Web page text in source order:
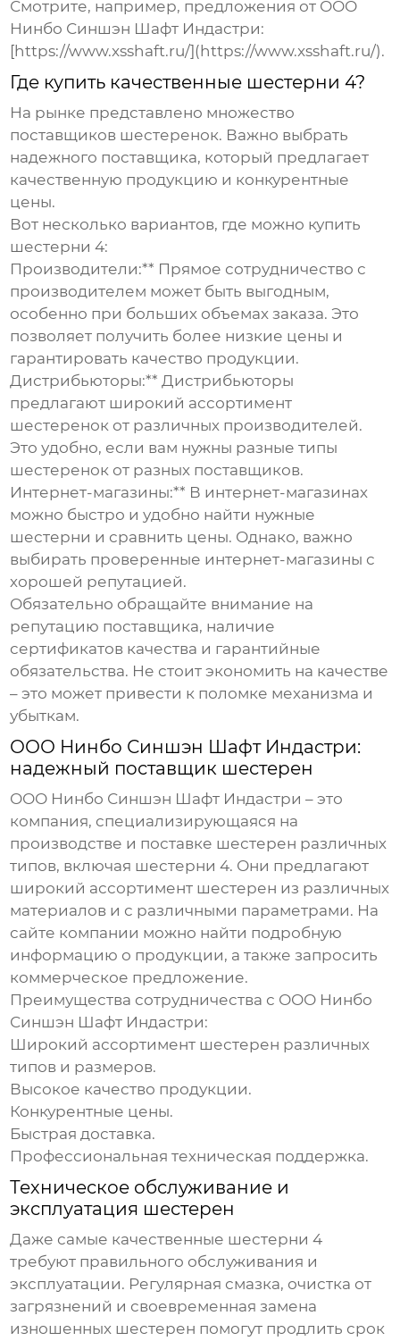
Смотрите, например, предложения от ООО
Нинбо Синшэн Шафт Индастри:
[https://www.xsshaft.ru/](https://www.xsshaft.ru/).
Где купить качественные шестерни 4?
На рынке представлено множество
поставщиков шестеренок. Важно выбрать
надежного поставщика, который предлагает
качественную продукцию и конкурентные
цены.
Вот несколько вариантов, где можно купить
шестерни 4:
Производители:** Прямое сотрудничество с
производителем может быть выгодным,
особенно при больших объемах заказа. Это
позволяет получить более низкие цены и
гарантировать качество продукции.
Дистрибьюторы:** Дистрибьюторы
предлагают широкий ассортимент
шестеренок от различных производителей.
Это удобно, если вам нужны разные типы
шестеренок от разных поставщиков.
Интернет-магазины:** В интернет-магазинах
можно быстро и удобно найти нужные
шестерни и сравнить цены. Однако, важно
выбирать проверенные интернет-магазины с
хорошей репутацией.
Обязательно обращайте внимание на
репутацию поставщика, наличие
сертификатов качества и гарантийные
обязательства. Не стоит экономить на качестве
– это может привести к поломке механизма и
убыткам.
ООО Нинбо Синшэн Шафт Индастри:
надежный поставщик шестерен
ООО Нинбо Синшэн Шафт Индастри – это
компания, специализирующаяся на
производстве и поставке шестерен различных
типов, включая шестерни 4. Они предлагают
широкий ассортимент шестерен из различных
материалов и с различными параметрами. На
сайте компании можно найти подробную
информацию о продукции, а также запросить
коммерческое предложение.
Преимущества сотрудничества с ООО Нинбо
Синшэн Шафт Индастри:
Широкий ассортимент шестерен различных
типов и размеров.
Высокое качество продукции.
Конкурентные цены.
Быстрая доставка.
Профессиональная техническая поддержка.
Техническое обслуживание и
эксплуатация шестерен
Даже самые качественные шестерни 4
требуют правильного обслуживания и
эксплуатации. Регулярная смазка, очистка от
загрязнений и своевременная замена
изношенных шестерен помогут продлить срок